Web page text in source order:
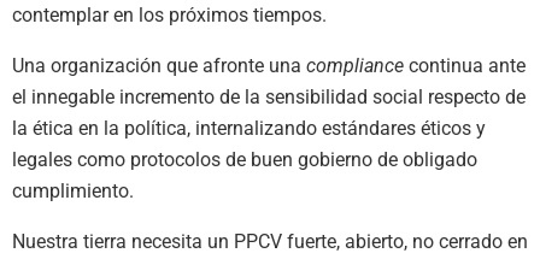
contemplar en los próximos tiempos.
Una organización que afronte una compliance continua ante
el innegable incremento de la sensibilidad social respecto de
la ética en la política, internalizando estándares éticos y
legales como protocolos de buen gobierno de obligado
cumplimiento.
Nuestra tierra necesita un PPCV fuerte, abierto, no cerrado en